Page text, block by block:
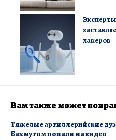
хакеров
Вам также может
Тяжелые артиллерийские
Бахмутом попали на видео